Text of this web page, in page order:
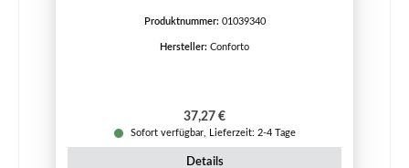
Produktnummer: 01039340
Hersteller: Conforto
Regulärer Preis:
37,27 €
Sofort verfügbar, Lieferzeit: 2-4 Tage
Details